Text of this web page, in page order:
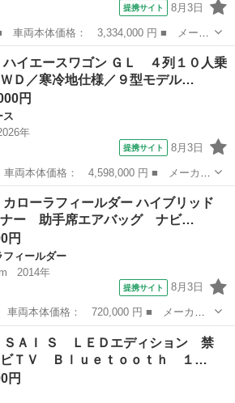
提携サイト 8月3日
： ノア ■ グレード名： Ｓ－Ｚ 禁煙
後席モニター 快適利便ＰＫＧ ドライバ
ハイエースワゴン ＧＬ ４列１０人乗
Ｄ／寒冷地仕様／９型モデル…
円
ス
年
提携サイト 8月3日
ハイエースワゴン ■ グレード名： Ｇ
／寒冷地仕様／９型モデル／１７インチ
ース
カローラフィールダー ハイブリッド
ナー 助手席エアバッグ ナビ…
円
フィールダー
2014年
提携サイト 8月3日
カローラフィールダー ■ グレード
ーナー 助手席エアバッグ ナビＴＶ 横
ーラフィールダー
ＳＡＩ Ｓ ＬＥＤエディション 禁
ＴＶ Ｂｌｕｅｔｏｏｔｈ １…
円